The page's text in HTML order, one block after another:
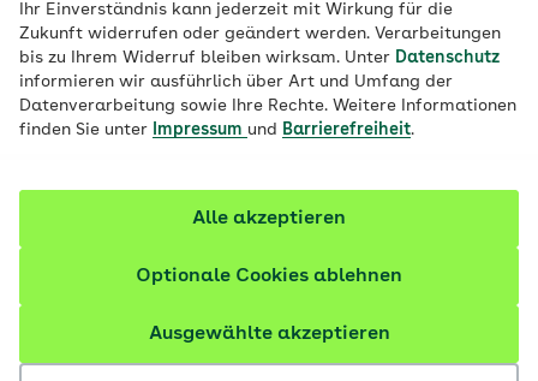
Ihr Einverständnis kann jederzeit mit Wirkung für die
Zukunft widerrufen oder geändert werden. Verarbeitungen
bis zu Ihrem Widerruf bleiben wirksam. Unter Datenschutz
informieren wir ausführlich über Art und Umfang der
Datenverarbeitung sowie Ihre Rechte. Weitere Informationen
finden Sie unter
Impressum und Barrierefreiheit.
Ausgewählte akzeptieren
Optionale Cookies ablehnen
Alle akzeptieren
Arbeitgeber/-in:
Wolfenbüttel
Bewerbungsfrist: 30.11.2026